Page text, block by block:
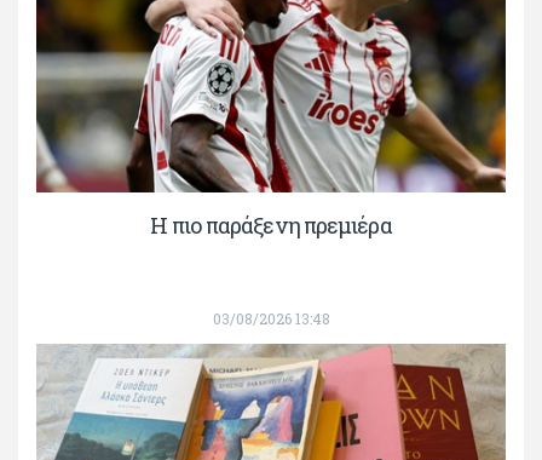
H πιο παράξενη πρεμιέρα
03/08/2026 13:48